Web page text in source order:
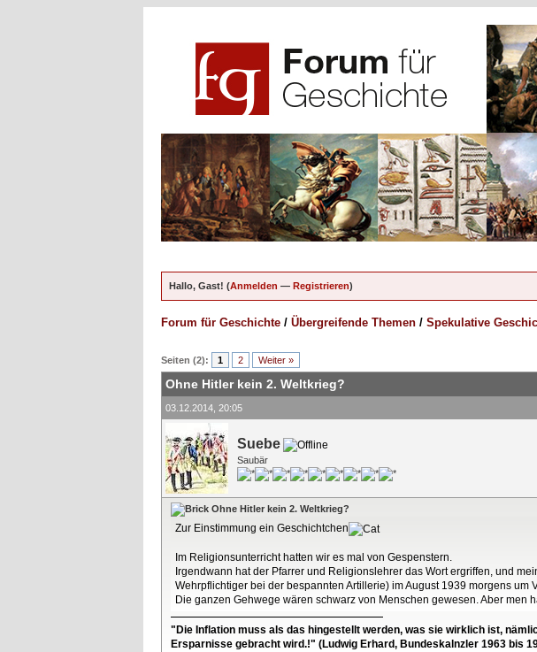
Hallo, Gast! (Anmelden — Registrieren)
Forum für Geschichte / Übergreifende Themen / Spekulative
Seiten (2): 1 2 Weiter »
Ohne Hitler kein 2. Weltkrieg?
03.12.2014, 20:05
Suebe
Saubär
Ohne Hitler kein 2. Weltkrieg?
Zur Einstimmung ein Geschichtchen
Im Religionsunterricht hatten wir es mal von Gespenstern.
Irgendwann hat der Pfarrer und Religionslehrer das Wort ergriffen, und
Wehrpflichtiger bei der bespannten Artillerie) im August 1939 morgens
Die ganzen Gehwege wären schwarz von Menschen gewesen. Aber
"Die Inflation muss als das hingestellt werden, was sie wirklich ist,
Ersparnisse gebracht wird.!" (Ludwig Erhard, Bundeskalnzler 1963 bis